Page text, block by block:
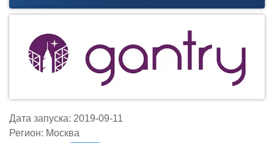
Дата запуска: 2019-09-11
Регион: Москва